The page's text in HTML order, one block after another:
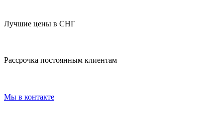
Лучшие цены в СНГ
Рассрочка постоянным клиентам
Мы в контакте